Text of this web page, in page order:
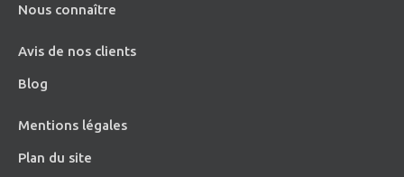
Nous connaître
Avis de nos clients
Blog
Mentions légales
Plan du site